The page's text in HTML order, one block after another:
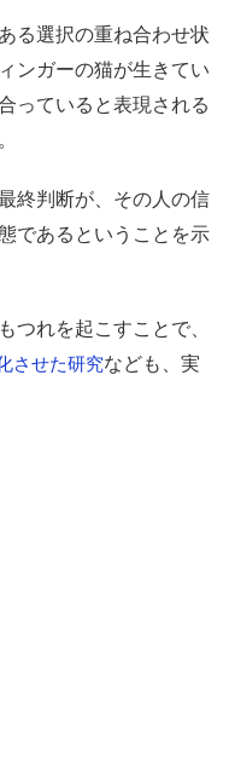
る選択の重ね合わせ状
ンガーの猫が生きてい
っていると表現される
終判断が、その人の信
であるということを示
つれを起こすことで、
させた研究なども、実